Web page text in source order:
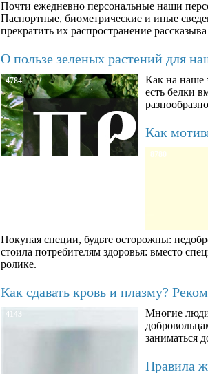
Почти ежедневно персональные наши
Паспортные, биометрические и иные
прекратить их распространение рассказыва
О пользе зеленых растений для
4784
Как на наше
есть белки
Как
8780
Покупая специи, будьте осторожны:
стоила потребителям здоровья: вместо
ролике.
Как сдавать кровь и плазму?
4143
Многие люди
заниматься
Правила